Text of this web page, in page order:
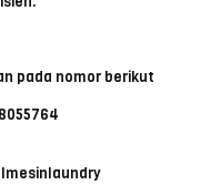
pada nomor berikut